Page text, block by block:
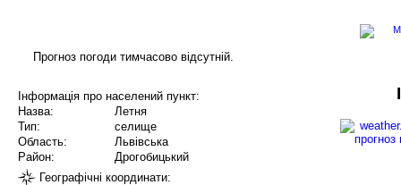
Прогноз погоди тимчасово відсутній.
Інформація про населений пункт:
Назва:
Летня
Тип:
селище
Область:
Львівська
Район:
Дрогобицький
Географічні координати: